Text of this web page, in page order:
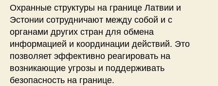
Охранные структуры на границе Латвии и
Эстонии сотрудничают между собой и с
органами других стран для обмена
информацией и координации действий. Это
позволяет эффективно реагировать на
возникающие угрозы и поддерживать
безопасность на границе.